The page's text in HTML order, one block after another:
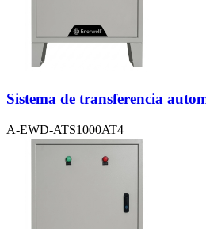
Sistema de transferencia
A-EWD-ATS1000AT4